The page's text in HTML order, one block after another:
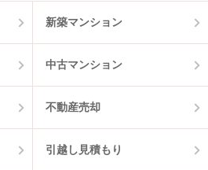
新築マンション
中古マンション
不動産売却
引越し見積もり